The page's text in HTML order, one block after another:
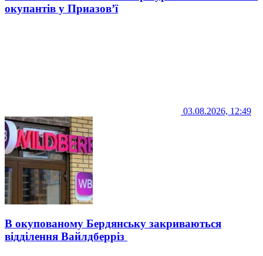
окупантів у Приазов’ї
03.08.2026, 12:49
В окупованому Бердянську закриваються
відділення Вайлдберріз